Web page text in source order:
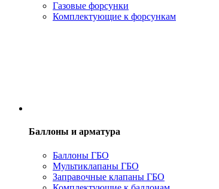
Газовые форсунки
Комплектующие к форсункам
Баллоны и арматура
Баллоны ГБО
Мультиклапаны ГБО
Заправочные клапаны ГБО